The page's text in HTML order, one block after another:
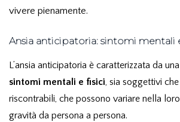
vivere pienamente.
Ansia anticipatoria: sintomi mentali
L’ansia anticipatoria è caratterizzata da
sintomi mentali e fisici, sia soggettivi
riscontrabili, che possono variare nella
gravità da persona a persona.